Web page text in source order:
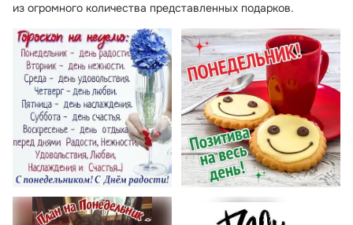
из огромного количества представленных подарков.